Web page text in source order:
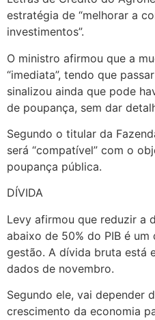
estratégia de “melhorar a
investimentos”.
O ministro afirmou que a
“imediata”, tendo que
sinalizou ainda que pode
de poupança, sem dar
Segundo o titular da
será “compatível” com o
poupança pública.
DÍVIDA
Levy afirmou que reduzir a
abaixo de 50% do PIB é
gestão. A dívida bruta está
dados de novembro.
Segundo ele, vai depender
crescimento da economia